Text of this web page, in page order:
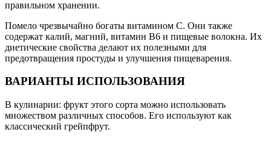
правильном хранении.
Помело чрезвычайно богаты витамином С. Они также
содержат калий, магний, витамин B6 и пищевые волокна. Их
диетические свойства делают их полезными для
предотвращения простуды и улучшения пищеварения.
ВАРИАНТЫ ИСПОЛЬЗОВАНИЯ
В кулинарии: фрукт этого сорта можно использовать
множеством различных способов. Его используют как
классический грейпфрут.